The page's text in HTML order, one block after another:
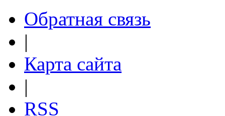
Обратная связь
|
Карта сайта
|
RSS